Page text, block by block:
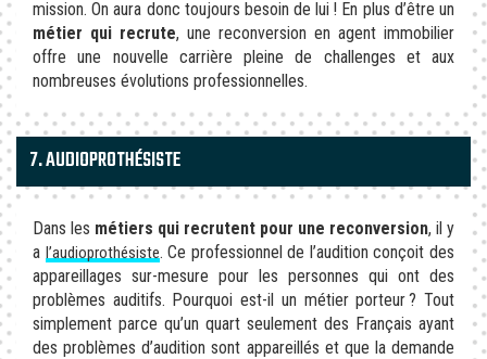
mission. On aura donc toujours besoin de lui ! En plus d’être un
métier qui recrute, une reconversion en agent immobilier
offre une nouvelle carrière pleine de challenges et aux
nombreuses évolutions professionnelles.
7. AUDIOPROTHÉSISTE
Dans les métiers qui recrutent pour une reconversion, il y
a l’audioprothésiste. Ce professionnel de l’audition conçoit des
appareillages sur-mesure pour les personnes qui ont des
problèmes auditifs. Pourquoi est-il un métier porteur ? Tout
simplement parce qu’un quart seulement des Français ayant
des problèmes d’audition sont appareillés et que la demande